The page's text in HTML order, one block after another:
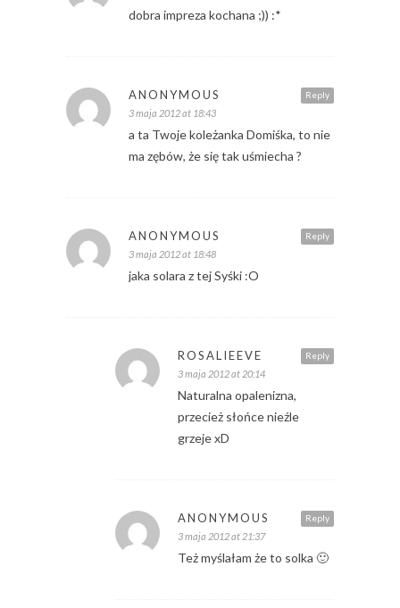
dobra impreza kochana ;)) :*
Reply
ANONYMOUS
3 maja 2012 at 18:43
a ta Twoje koleżanka Domiśka, to nie
ma zębów, że się tak uśmiecha ?
Reply
ANONYMOUS
3 maja 2012 at 18:48
jaka solara z tej Syśki :O
Reply
ROSALIEEVE
3 maja 2012 at 20:14
Naturalna opalenizna,
przecież słońce nieźle
grzeje xD
Reply
ANONYMOUS
3 maja 2012 at 21:37
Też myślałam że to solka 🙂